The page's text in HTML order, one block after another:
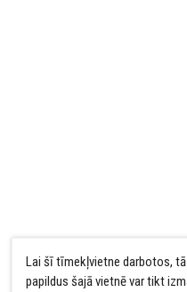
Lai šī tīmekļvietne darbotos,
papildus šajā vietnē var tikt